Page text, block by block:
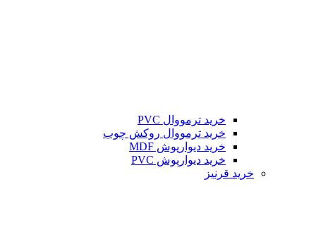
خرید ترمووال PVC
خرید ترمووال روکش چوب
خرید دیوارپوش MDF
خرید دیوارپوش PVC
خرید قرنیز